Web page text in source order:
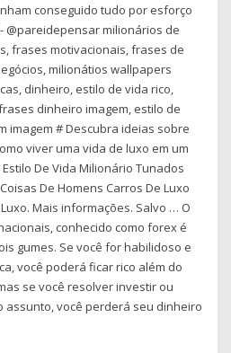
conseguido tudo por esforço
@pareidepensar milionários de
frases motivacionais, frases de
milionátios wallpapers
dinheiro, estilo de vida rico,
dinheiro imagem, estilo de
imagem # Descubra ideias sobre
viver uma vida de luxo em um
De Vida Milionário Tunados
De Homens Carros De Luxo
Mais informações. Salvo … O
conhecido como forex é
gumes. Se você for habilidoso e
você poderá ficar rico além do
se você resolver investir ou
assunto, você perderá seu dinheiro